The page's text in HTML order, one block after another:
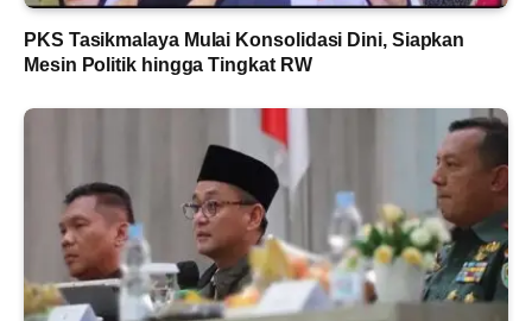
PKS Tasikmalaya Mulai Konsolidasi Dini, Siapkan
Mesin Politik hingga Tingkat RW